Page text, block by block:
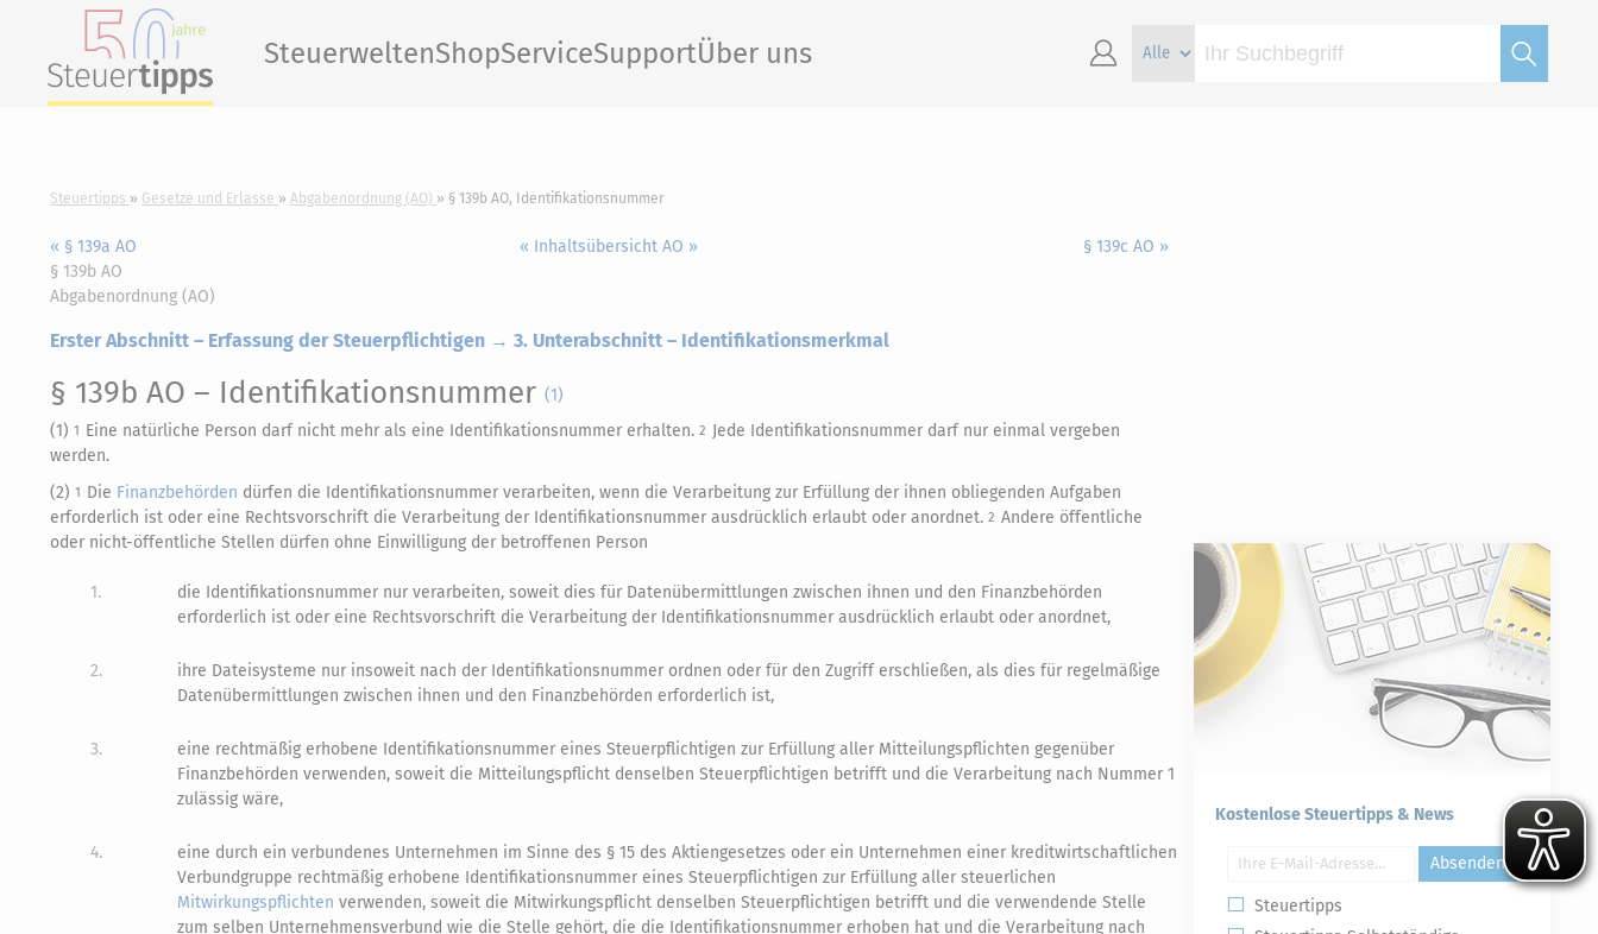
SteuerweltenShopServiceSupportÜber uns
Steuertipps Gesetze und Erlasse Abgabenordnung (AO) § 139b AO, Identifikationsnummer
« § 139a AO « Inhaltsübersicht AO »
§ 139c AO »
§ 139b AO
Abgabenordnung (AO)
Erster Abschnitt – Erfassung der Steuerpflichtigen → 3. Unterabschnitt – Identifikationsmerkmal
§ 139b AO – Identifikationsnummer (1)
(1) 1 Eine natürliche Person darf nicht mehr als eine Identifikationsnummer erhalten. 2 Jede Identifikationsnummer darf nur einmal vergeben
werden.
(2) 1 Die Finanzbehörden dürfen die Identifikationsnummer verarbeiten, wenn die Verarbeitung zur Erfüllung der ihnen obliegenden Aufgaben
erforderlich ist oder eine Rechtsvorschrift die Verarbeitung der Identifikationsnummer ausdrücklich erlaubt oder anordnet. 2 Andere öffentliche
oder nicht-öffentliche Stellen dürfen ohne Einwilligung der betroffenen Person
1.
die Identifikationsnummer nur verarbeiten, soweit dies für Datenübermittlungen zwischen ihnen und den Finanzbehörden
erforderlich ist oder eine Rechtsvorschrift die Verarbeitung der Identifikationsnummer ausdrücklich erlaubt oder anordnet,
2.
ihre Dateisysteme nur insoweit nach der Identifikationsnummer ordnen oder für den Zugriff erschließen, als dies für regelmäßige
Datenübermittlungen zwischen ihnen und den Finanzbehörden erforderlich ist,
3.
eine rechtmäßig erhobene Identifikationsnummer eines Steuerpflichtigen zur Erfüllung aller Mitteilungspflichten gegenüber
Finanzbehörden verwenden, soweit die Mitteilungspflicht denselben Steuerpflichtigen betrifft und die Verarbeitung nach Nummer 1
zulässig wäre,
4.
eine durch ein verbundenes Unternehmen im Sinne des § 15 des Aktiengesetzes oder ein Unternehmen einer kreditwirtschaftlichen
Verbundgruppe rechtmäßig erhobene Identifikationsnummer eines Steuerpflichtigen zur Erfüllung aller steuerlichen
Mitwirkungspflichten verwenden, soweit die Mitwirkungspflicht denselben Steuerpflichtigen betrifft und die verwendende Stelle
zum selben Unternehmensverbund wie die Stelle gehört, die die Identifikationsnummer erhoben hat und die Verarbeitung nach
Kostenlose Steuertipps & News
Absenden
Steuertipps